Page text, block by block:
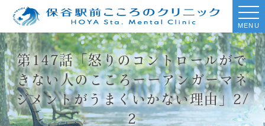
MENU
第147話「怒りのコントロールがで
きない人のこころーーアンガーマネ
ジメントがうまくいかない理由」2/
2